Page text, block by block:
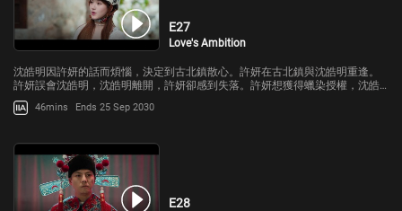
E27
Love's Ambition
沈皓明因許妍的話而煩惱，決定到古北鎮散心。許妍在古北鎮與沈皓明重逢。
許妍誤會沈皓明，沈皓明離開，許妍卻感到失落。許妍想獲得蠟染授權，沈皓
明幫助她。
46mins Ends 25 Sep 2030
E28